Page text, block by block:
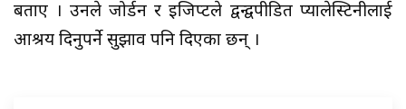
बताए । उनले जोर्डन र इजिप्टले द्वन्द्वपीडित प्यालेस्टिनीलाई
आश्रय दिनुपर्ने सुझाव पनि दिएका छन् ।